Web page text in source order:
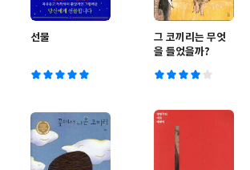
선물
그 코끼리는 무엇
을 들었을까?